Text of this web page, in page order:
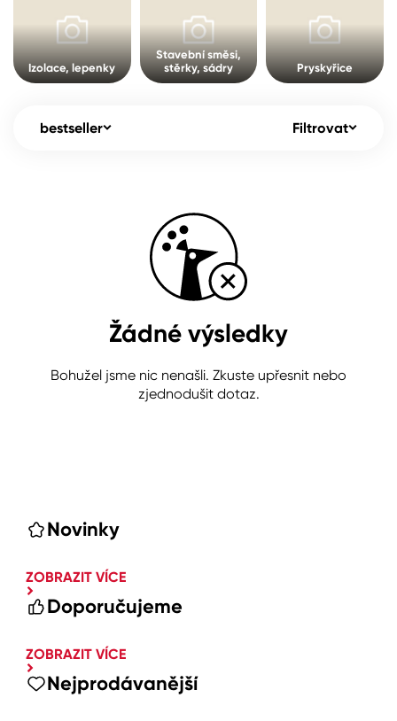
Kontakty
Česko
Worldwide
Spreje
Ředidla, tužidla, čističe, technické
Izolace, lepenky
Stavební směsi,
stěrky, sádry
Pryskyřice
bestseller Filtrovat
Žádné výsledky
Bohužel jsme nic nenašli. Zkuste upřesnit nebo
zjednodušit dotaz.
Novinky
ZOBRAZIT VÍCE
Doporučujeme
ZOBRAZIT VÍCE
Nejprodávanější